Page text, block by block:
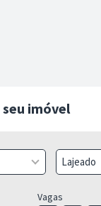
seu imóvel
Lajeado
Vagas